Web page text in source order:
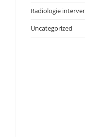
Radiologie
Uncategorized